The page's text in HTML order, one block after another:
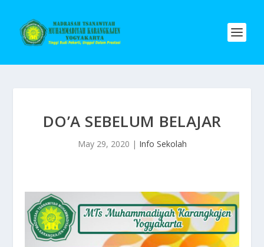
DO’A SEBELUM BELAJAR
May 29, 2020 | Info Sekolah